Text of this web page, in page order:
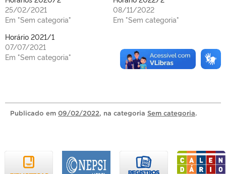
25/02/2021
Em "Sem categoria"
08/11/2022
Em "Sem categoria"
Horário 2021/1
07/07/2021
Em "Sem categoria"
Publicado em 09/02/2022, na categoria Sem categoria.